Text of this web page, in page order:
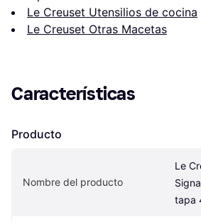
Le Creuset Utensilios de cocina
Le Creuset Otras Macetas
Características
Producto
Nombre del producto
Le
tapa